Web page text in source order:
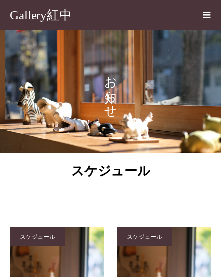
Gallery紅中
お知らせ
スケジュール
スケジュール スケジュール